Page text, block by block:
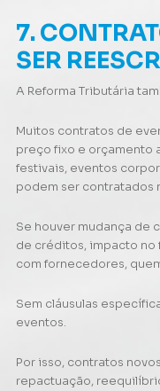
7.
SER
A Reforma Tributária
Muitos contratos de
preço fixo e orçamento
festivais, eventos
podem ser contratados
Se houver mudança de
de créditos, impacto no
com fornecedores,
Sem cláusulas
eventos.
Por isso, contratos
repactuação,